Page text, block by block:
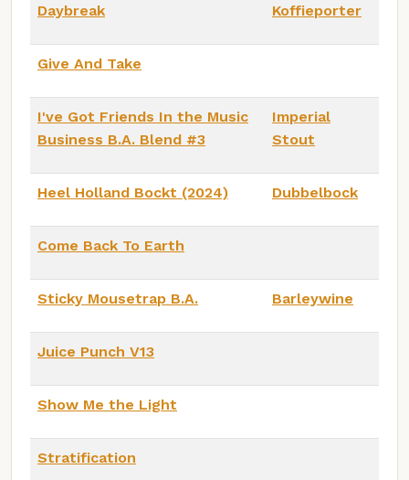
Daybreak Koffieporter
Give And Take
I've Got Friends In the Music
Business B.A. Blend #3
Imperial
Stout
Heel Holland Bockt (2024) Dubbelbock
Come Back To Earth
Sticky Mousetrap B.A. Barleywine
Juice Punch V13
Show Me the Light
Stratification